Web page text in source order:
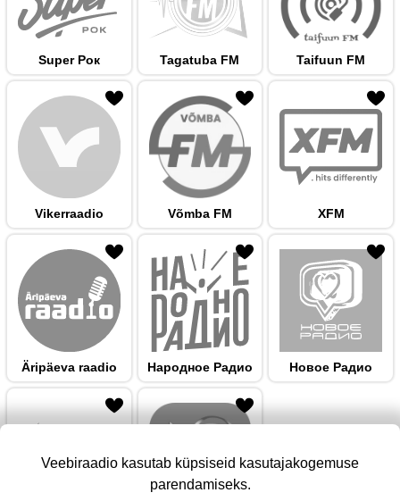
Super Рок Tagatuba FM Taifuun FM
Vikerraadio Võmba FM XFM
Äripäeva raadio Народноe Радио Новое Радио
Veebiraadio kasutab küpsiseid kasutajakogemuse
parendamiseks.